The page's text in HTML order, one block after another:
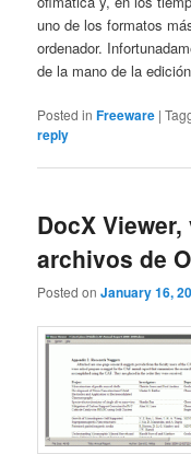
uno de los formatos
ordenador.
de la mano de la
Posted in Freeware |
reply
DocX
archivos de
Posted onJanuary 16,